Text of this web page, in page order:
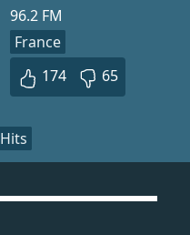
96.2 FM
France
174
65
Hits